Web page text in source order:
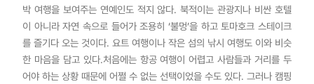
박 여행을 보여주는 연예인도 적지 않다. 북적이는 관광지나 비싼 호텔
이 아니라 자연 속으로 들어가 조용히 ‘불멍’을 하고 토마호크 스테이크
를 즐기다 오는 것이다. 요트 여행이나 작은 섬의 낚시 여행도 이와 비슷
한 마음을 담고 있다.처음에는 항공 여행이 어렵고 사람들과 거리를 두
어야 하는 상황 때문에 어쩔 수 없는 선택이었을 수도 있다. 그러나 캠핑